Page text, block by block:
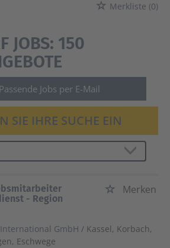
Merkliste (0)
JOBS: 150
Passende Jobs per E-Mail
SIE IHRE SUCHE EIN
- Region
Merken
GmbH / Kassel, Korbach,
Eschwege